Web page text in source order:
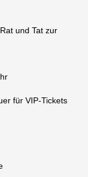
und Tat zur
für VIP-Tickets